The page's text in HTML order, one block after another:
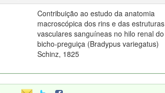
Contribuição ao estudo da anatomia
macroscópica dos rins e das estruturas
vasculares sanguíneas no hilo renal do
bicho-preguiça (Bradypus variegatus)
Schinz, 1825